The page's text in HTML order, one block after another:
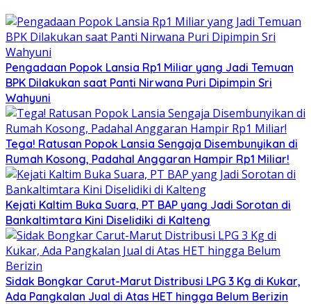
Pengadaan Popok Lansia Rp1 Miliar yang Jadi Temuan
BPK Dilakukan saat Panti Nirwana Puri Dipimpin Sri
Wahyuni
Tega! Ratusan Popok Lansia Sengaja Disembunyikan di
Rumah Kosong, Padahal Anggaran Hampir Rp1 Miliar!
Kejati Kaltim Buka Suara, PT BAP yang Jadi Sorotan di
Bankaltimtara Kini Diselidiki di Kalteng
Sidak Bongkar Carut-Marut Distribusi LPG 3 Kg di Kukar,
Ada Pangkalan Jual di Atas HET hingga Belum Berizin